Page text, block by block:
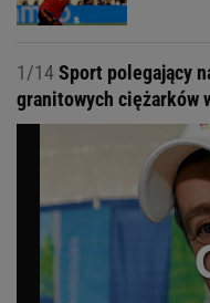
1/14Sport polegający
granitowych ciężarków